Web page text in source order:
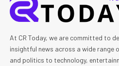
At CR Today, we are committed to
insightful news across a wide
and politics to technology,